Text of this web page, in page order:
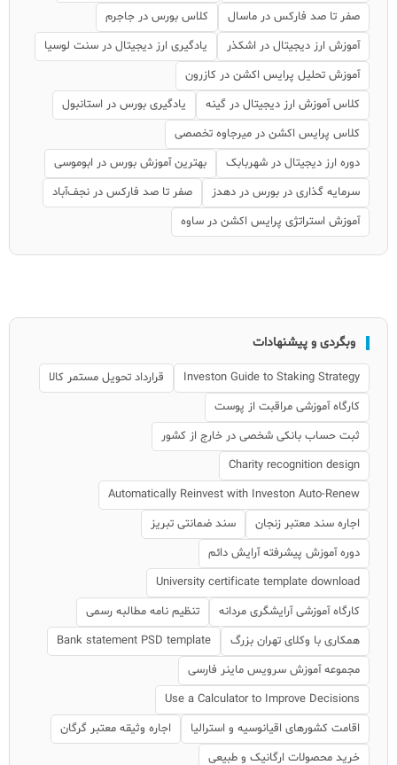
صفر تا صد فارکس در ماسال
کلاس بورس در جاجرم
آموزش ارز دیجیتال در اشکذر
یادگیری ارز دیجیتال در سنت لوسیا
آموزش تحلیل پرایس اکشن در کازرون
کلاس آموزش ارز دیجیتال در گینه
یادگیری بورس در استانبول
کلاس پرایس اکشن در میرجاوه تخصصی
دوره ارز دیجیتال در شهربابک
بهترین آموزش بورس در ابوموسی
سرمایه گذاری در بورس در دهدز
صفر تا صد فارکس در نجف‌آباد
آموزش استراتژی پرایس اکشن در ساوه
وبگردی و پیشنهادات
Investon Guide to Staking Strategy
قرارداد تحویل مستمر کالا
کارگاه آموزشی مراقبت از پوست
ثبت حساب بانکی شخصی در خارج از کشور
Charity recognition design
Automatically Reinvest with Investon Auto-Renew
اجاره سند معتبر زنجان
سند ضمانتی تبریز
دوره آموزش پیشرفته آرایش دائم
University certificate template download
کارگاه آموزشی آرایشگری مردانه
تنظیم نامه مطالبه رسمی
همکاری با وکلای تهران بزرگ
Bank statement PSD template
مجموعه آموزش سرویس ماینر فارسی
Use a Calculator to Improve Decisions
اقامت کشورهای اقیانوسیه و استرالیا
اجاره وثیقه معتبر گرگان
خرید محصولات ارگانیک و طبیعی